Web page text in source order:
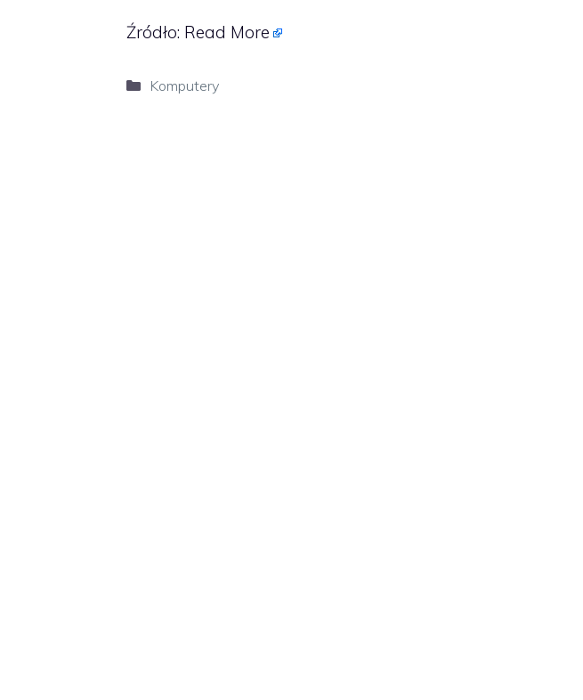
Źródło: Read More
Kategorie
Komputery